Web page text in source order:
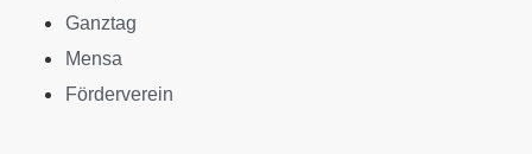
Ganztag
Mensa
Förderverein